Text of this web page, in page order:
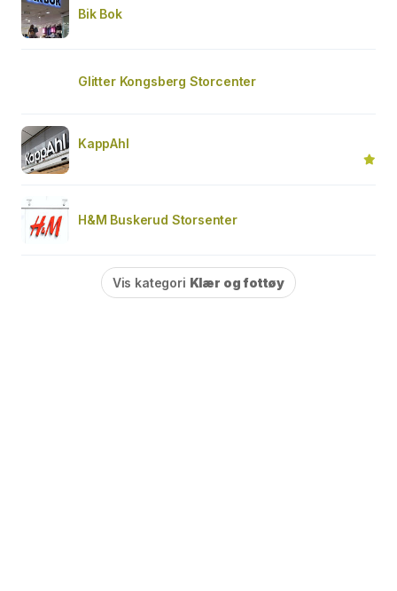
Bik Bok
Glitter Kongsberg Storcenter
KappAhl
H&M Buskerud Storsenter
Vis kategori Klær og fottøy